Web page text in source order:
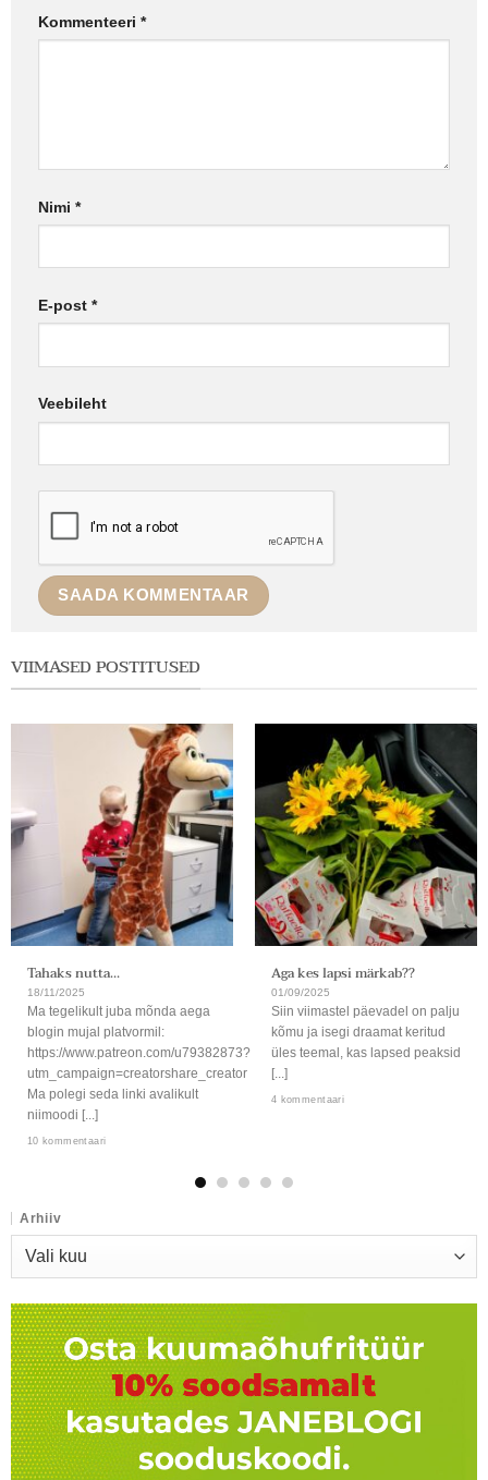
Kommenteeri *
Nimi *
E-post *
Veebileht
VIIMASED POSTITUSED
Tahaks nutta…
18/11/2025
Ma tegelikult juba mõnda aega
blogin mujal platvormil:
https://www.patreon.com/u79382873?
utm_campaign=creatorshare_creator
Ma polegi seda linki avalikult
niimoodi [...]
10 kommentaari
Aga kes lapsi märkab??
01/09/2025
Siin viimastel päevadel on palju
kõmu ja isegi draamat keritud
üles teemal, kas lapsed peaksid
[...]
4 kommentaari
Arhiiv
Arhiiv